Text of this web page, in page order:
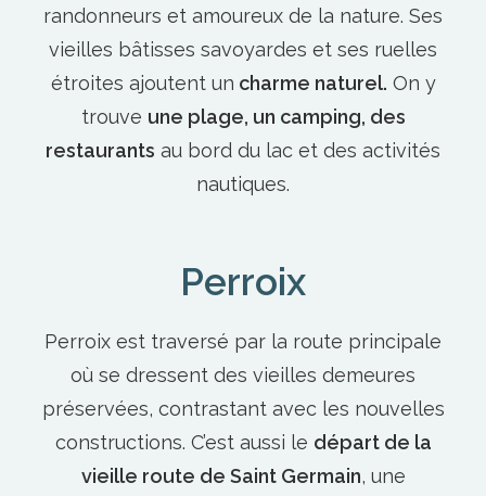
randonneurs et amoureux de la nature. Ses
vieilles bâtisses savoyardes et ses ruelles
étroites ajoutent un charme naturel. On y
trouve une plage, un camping, des
restaurants au bord du lac et des activités
nautiques.
Perroix
Perroix est traversé par la route principale
où se dressent des vieilles demeures
préservées, contrastant avec les nouvelles
constructions. C’est aussi le départ de la
vieille route de Saint Germain, une